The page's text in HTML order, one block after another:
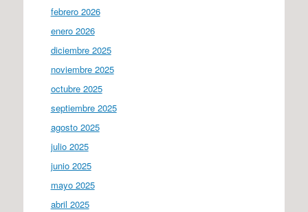
febrero 2026
enero 2026
diciembre 2025
noviembre 2025
octubre 2025
septiembre 2025
agosto 2025
julio 2025
junio 2025
mayo 2025
abril 2025